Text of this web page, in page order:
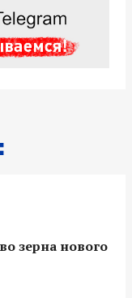
зерна нового